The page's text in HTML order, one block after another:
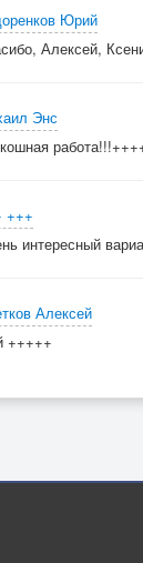
Юрий
Алексей,
Энс
+++
интересный
Алексей
+++++